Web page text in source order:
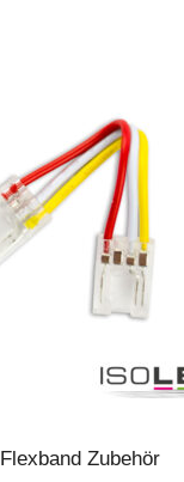
Flexband Zubehör